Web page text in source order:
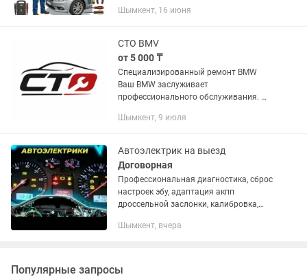
электрической частьи любой
Шымкент, 16 июня
СТО BMV
от 5 000 ₸
Специализированный ремонт BMW
Ваш BMW заслуживает
профессионального обслуживания. 🔧
двигателя и АКПП/МКПП 🔧 Ремонт
🔧 Замена масел и...
Шымкент, 9 июля
Автоэлектрик на выезд
Договорная
Профессиональная диагностика, сброс
настроек эбу, адаптация акпп
дроссельной заслонки, калибровка,
марок легкового траспорта - Launch
Шымкент, вчера
Популярные запросы